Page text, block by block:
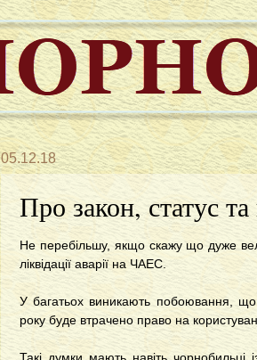
05.12.18
Про закон, статус
Не перебільшу, якщо скажу що дуже
ліквідації аварії на ЧАЕС.
У багатьох виникають побоювання,
року буде втрачено право на